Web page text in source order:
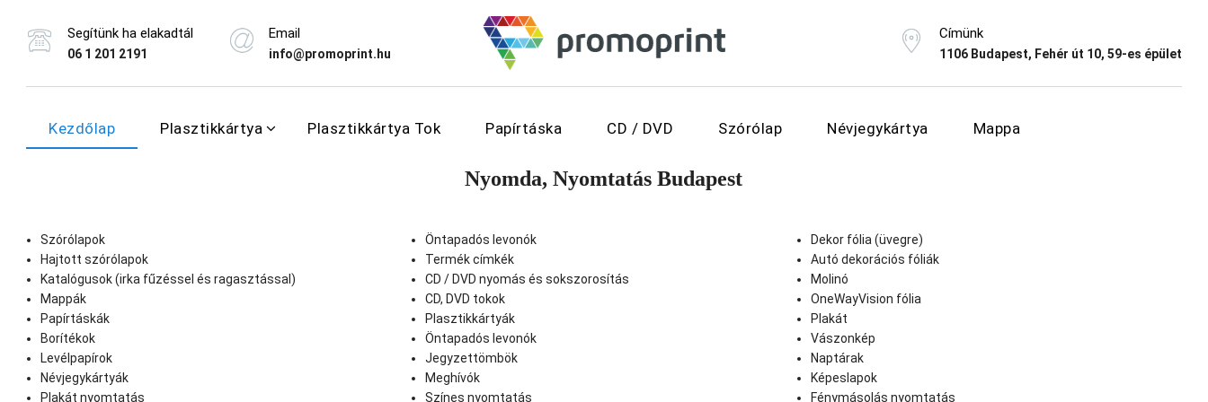
Segítünk ha elakadtál
06 1 201 2191
Email
info@promoprint.hu
Címünk
1106 Budapest, Fehér út 10, 59-es épület
Kezdőlap Plasztikkártya Plasztikkártya Tok Papírtáska CD / DVD Szórólap Névjegykártya Mappa
Nyomda, Nyomtatás Budapest
Szórólapok
Hajtott szórólapok
Katalógusok (irka fűzéssel és ragasztással)
Mappák
Papírtáskák
Borítékok
Levélpapírok
Névjegykártyák
Plakát nyomtatás
Öntapadós levonók
Termék címkék
CD / DVD nyomás és sokszorosítás
CD, DVD tokok
Plasztikkártyák
Öntapadós levonók
Jegyzettömbök
Meghívók
Színes nyomtatás
Dekor fólia (üvegre)
Autó dekorációs fóliák
Molinó
OneWayVision fólia
Plakát
Vászonkép
Naptárak
Képeslapok
Fénymásolás nyomtatás